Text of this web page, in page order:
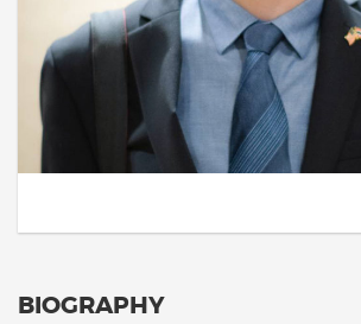
BIOGRAPHY